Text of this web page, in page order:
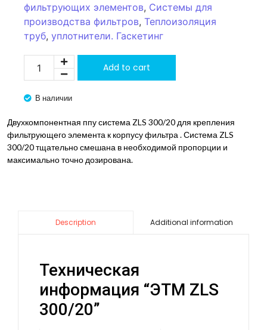
фильтрующих элементов, Системы для
производства фильтров, Теплоизоляция
труб, уплотнители. Гаскетинг
Add to cart
В наличии
Двухкомпонентная ппу система ZLS 300/20 для крепления
фильтрующего элемента к корпусу фильтра . Система ZLS
300/20 тщательно смешана в необходимой пропорции и
максимально точно дозирована.
Description Additional information
Техническая
информация “ЭТМ ZLS
300/20”